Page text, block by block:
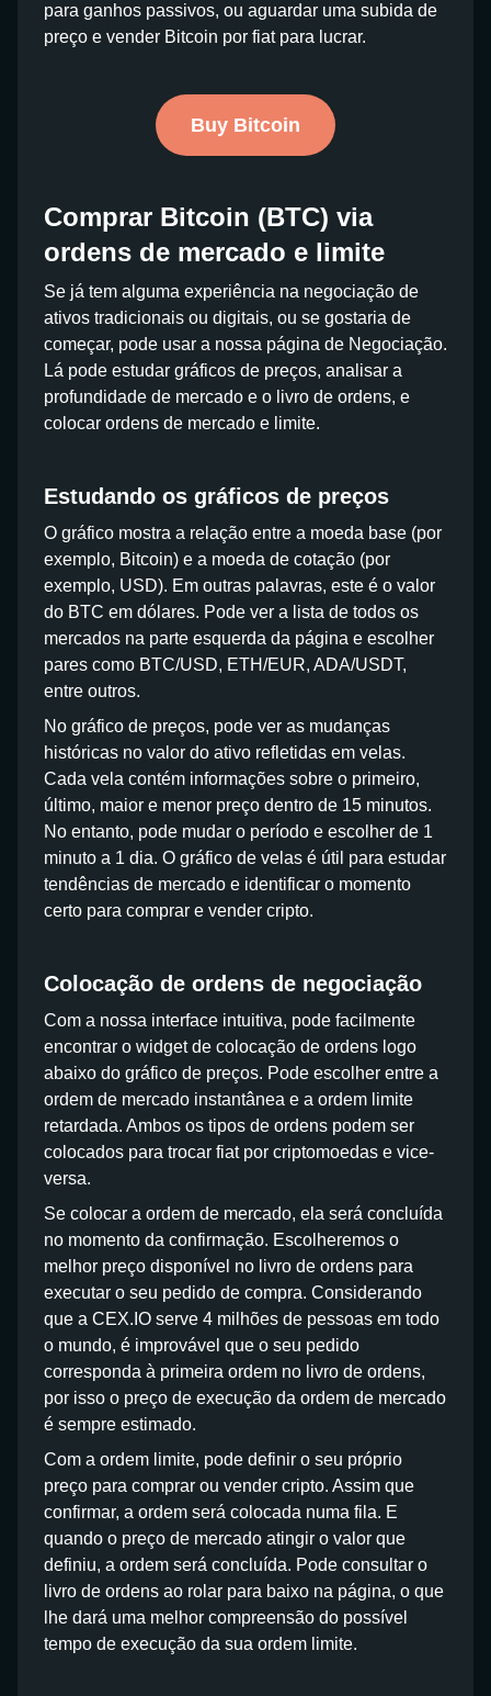
para ganhos passivos, ou aguardar uma subida de
preço e vender Bitcoin por fiat para lucrar.
Buy Bitcoin
Comprar Bitcoin (BTC) via
ordens de mercado e limite
Se já tem alguma experiência na negociação de
ativos tradicionais ou digitais, ou se gostaria de
começar, pode usar a nossa página de Negociação.
Lá pode estudar gráficos de preços, analisar a
profundidade de mercado e o livro de ordens, e
colocar ordens de mercado e limite.
Estudando os gráficos de preços
O gráfico mostra a relação entre a moeda base (por
exemplo, Bitcoin) e a moeda de cotação (por
exemplo, USD). Em outras palavras, este é o valor
do BTC em dólares. Pode ver a lista de todos os
mercados na parte esquerda da página e escolher
pares como BTC/USD, ETH/EUR, ADA/USDT,
entre outros.
No gráfico de preços, pode ver as mudanças
históricas no valor do ativo refletidas em velas.
Cada vela contém informações sobre o primeiro,
último, maior e menor preço dentro de 15 minutos.
No entanto, pode mudar o período e escolher de 1
minuto a 1 dia. O gráfico de velas é útil para estudar
tendências de mercado e identificar o momento
certo para comprar e vender cripto.
Colocação de ordens de negociação
Com a nossa interface intuitiva, pode facilmente
encontrar o widget de colocação de ordens logo
abaixo do gráfico de preços. Pode escolher entre a
ordem de mercado instantânea e a ordem limite
retardada. Ambos os tipos de ordens podem ser
colocados para trocar fiat por criptomoedas e vice-
versa.
Se colocar a ordem de mercado, ela será concluída
no momento da confirmação. Escolheremos o
melhor preço disponível no livro de ordens para
executar o seu pedido de compra. Considerando
que a CEX.IO serve 4 milhões de pessoas em todo
o mundo, é improvável que o seu pedido
corresponda à primeira ordem no livro de ordens,
por isso o preço de execução da ordem de mercado
é sempre estimado.
Com a ordem limite, pode definir o seu próprio
preço para comprar ou vender cripto. Assim que
confirmar, a ordem será colocada numa fila. E
quando o preço de mercado atingir o valor que
definiu, a ordem será concluída. Pode consultar o
livro de ordens ao rolar para baixo na página, o que
lhe dará uma melhor compreensão do possível
tempo de execução da sua ordem limite.